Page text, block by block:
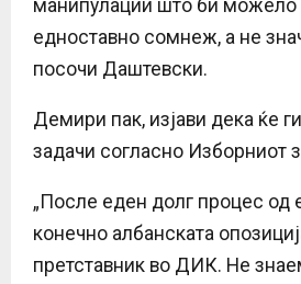
манипулации што би можело
едноставно сомнеж, а не
посочи Даштевски.
Демири пак, изјави дека ќе
задачи согласно Изборниот
„После еден долг процес од
конечно албанската
претставник во ДИК. Не